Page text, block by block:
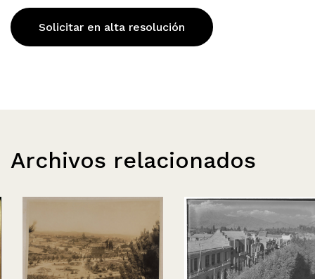
Solicitar en alta resolución
Archivos relacionados